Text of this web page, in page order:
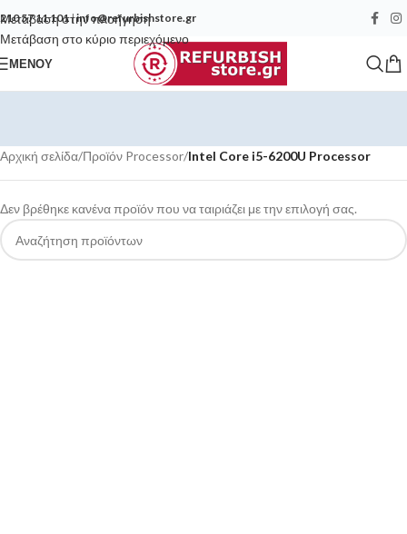
Μετάβαση στην πλοήγηση
Μετάβαση στο κύριο περιεχόμενο
210 57 11 101|info@refurbishstore.gr
ΜΕΝΟΎ
Αρχική σελίδα/Προϊόν Processor/Intel Core i5-6200U Processor
Δεν βρέθηκε κανένα προϊόν που να ταιριάζει με την επιλογή σας.